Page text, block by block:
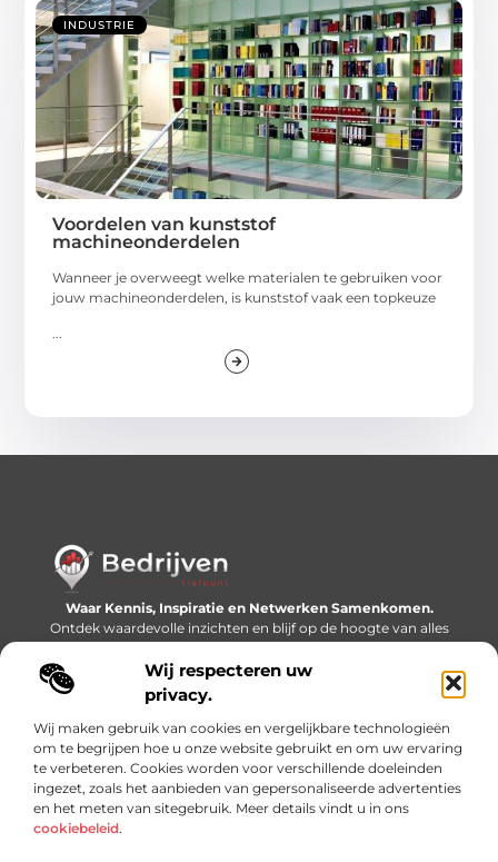
Wij respecteren uw
privacy.
Wij maken gebruik van cookies en vergelijkbare technologieën
om te begrijpen hoe u onze website gebruikt en om uw ervaring
te verbeteren. Cookies worden voor verschillende doeleinden
ingezet, zoals het aanbieden van gepersonaliseerde advertenties
en het meten van sitegebruik. Meer details vindt u in ons
cookiebeleid.
INDUSTRIE
Voordelen van kunststof
machineonderdelen
Wanneer je overweegt welke materialen te gebruiken voor
jouw machineonderdelen, is kunststof vaak een topkeuze
Waar Kennis, Inspiratie en Netwerken Samenkomen.
Ontdek waardevolle inzichten en blijf op de hoogte van alles
wat er speelt in de wereld.
Bericht categorie
Onze informatie